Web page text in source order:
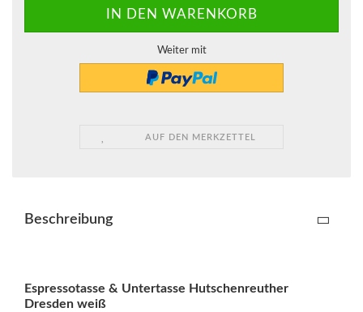
Weiter mit
AUF DEN MERKZETTEL
Beschreibung
Espressotasse & Untertasse Hutschenreuther
Dresden weiß